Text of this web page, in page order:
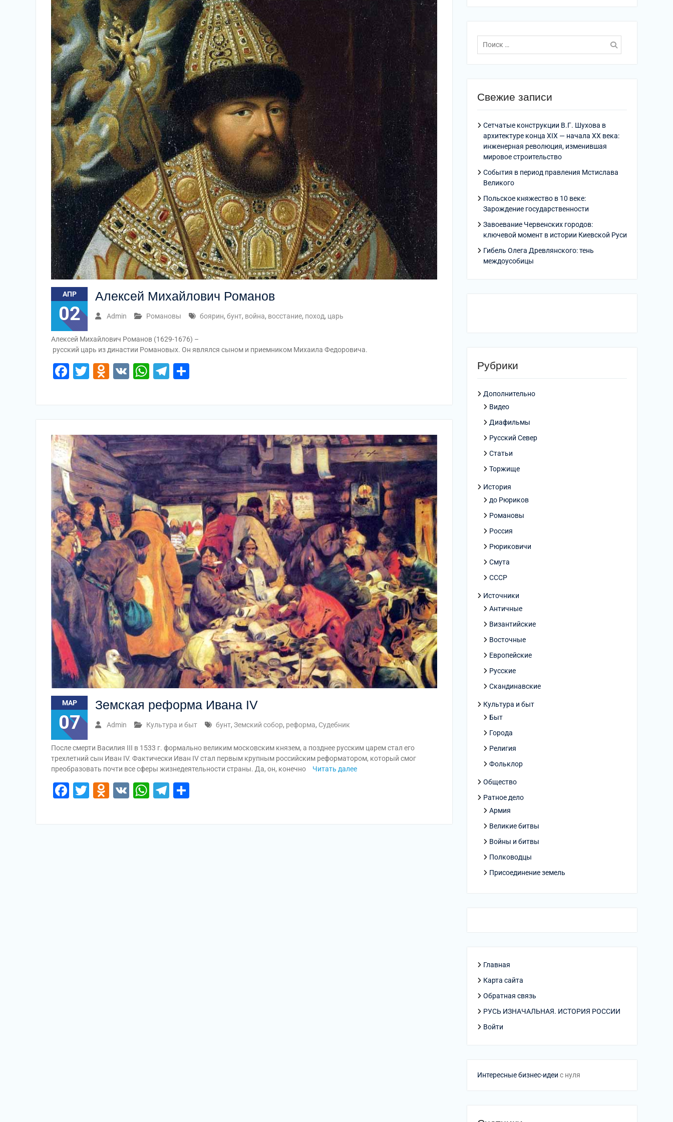
АПР
02
Алексей Михайлович Романов
Admin Романовы боярин, бунт, война, восстание, поход, царь
Алексей Михайлович Романов (1629-1676) –
русский царь из династии Романовых. Он являлся сыном и приемником Михаила Федоровича.
Facebook
Twitter
Odnoklassniki
VK WhatsApp
Telegram
МАР
07
Земская реформа Ивана IV
Admin Культура и быт бунт, Земский собор, реформа, Судебник
После смерти Василия III в 1533 г. формально великим московским князем, а позднее русским царем стал его
трехлетний сын Иван IV. Фактически Иван IV стал первым крупным российским реформатором, который смог
преобразовать почти все сферы жизнедеятельности страны. Да, он, конечно
Читать далее
Facebook
Twitter
Odnoklassniki
VK WhatsApp
Telegram
Поиск
по:
Свежие записи
Сетчатые конструкции В.Г. Шухова в
архитектуре конца XIX — начала XX века:
инженерная революция, изменившая
мировое строительство
События в период правления Мстислава
Великого
Польское княжество в 10 веке:
Зарождение государственности
Завоевание Червенских городов:
ключевой момент в истории Киевской Руси
Гибель Олега Древлянского: тень
междоусобицы
Рубрики
Дополнительно
Видео
Диафильмы
Русский Север
Статьи
Торжище
История
до Рюриков
Романовы
Россия
Рюриковичи
Смута
СССР
Источники
Античные
Византийские
Восточные
Европейские
Русские
Скандинавские
Культура и быт
Быт
Города
Религия
Фольклор
Общество
Ратное дело
Армия
Великие битвы
Войны и битвы
Полководцы
Присоединение земель
Главная
Карта сайта
Обратная связь
РУСЬ ИЗНАЧАЛЬНАЯ. ИСТОРИЯ РОССИИ
Войти
Интересные бизнес-идеи с нуля